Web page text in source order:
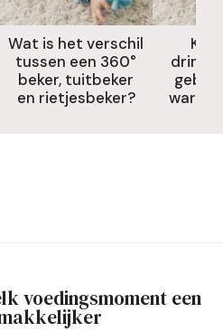
Wat is het verschil
tussen een 360°
beker, tuitbeker
en rietjesbeker?
Kan
warme
voedingsmoment een